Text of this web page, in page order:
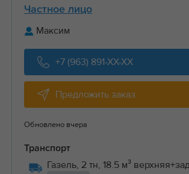
Частное лицо
Максим
+7 (963) 891-XX-XX
Предложить заказ
Обновлено вчера
Транспорт
Газель, 2 тн, 18.5 м³